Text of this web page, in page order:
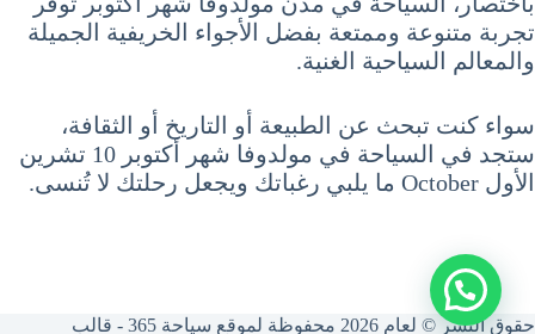
تجربة متنوعة وممتعة بفضل الأجواء الخريفية الجميلة
والمعالم السياحية الغنية.
سواء كنت تبحث عن الطبيعة أو التاريخ أو الثقافة،
ستجد في السياحة في مولدوفا شهر أكتوبر 10 تشرين
الأول October ما يلبي رغباتك ويجعل رحلتك لا تُنسى.
حقوق النشر © لعام 2026 محفوظة لموقع سياحة 365 - قالب